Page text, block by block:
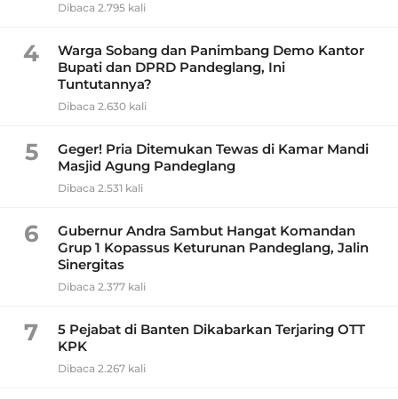
Dibaca 2.795 kali
4
Warga Sobang dan Panimbang Demo Kantor
Bupati dan DPRD Pandeglang, Ini
Tuntutannya?
Dibaca 2.630 kali
5
Geger! Pria Ditemukan Tewas di Kamar Mandi
Masjid Agung Pandeglang
Dibaca 2.531 kali
6
Gubernur Andra Sambut Hangat Komandan
Grup 1 Kopassus Keturunan Pandeglang, Jalin
Sinergitas
Dibaca 2.377 kali
7
5 Pejabat di Banten Dikabarkan Terjaring OTT
KPK
Dibaca 2.267 kali